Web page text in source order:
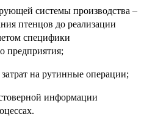
системы производства –
птенцов до реализации
специфики
предприятия;
на рутинные операции;
информации